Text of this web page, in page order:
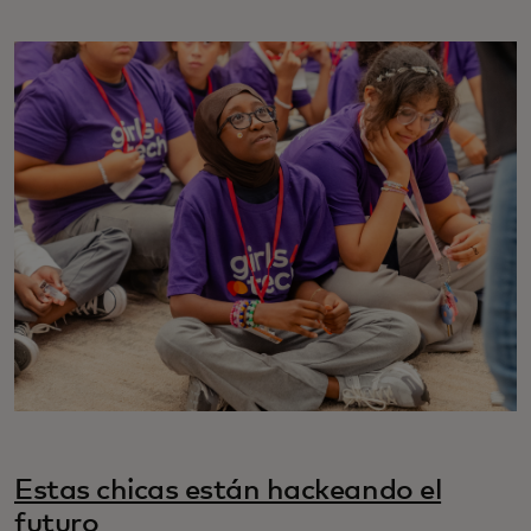
Estas chicas están hackeando el
futuro